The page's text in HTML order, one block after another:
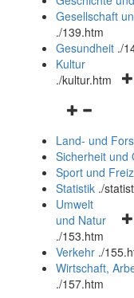
Gesellschaft
./139.htm
Gesundheit ./
Kultur
./kultur.htm
und
schließen
Land- und
Sicherheit und
Sport und
Statistik ./
Umwelt
und Natur
./153.htm
Verkehr ./
Wirtschaft,
./157.htm